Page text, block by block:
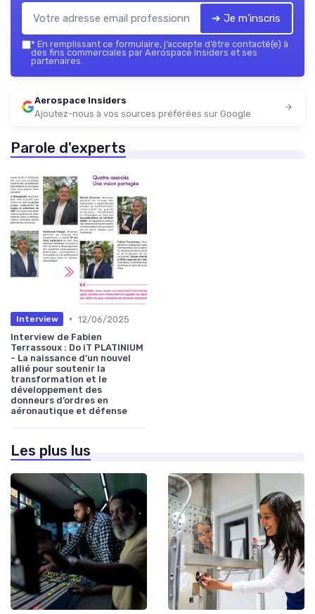
➔ Je m'inscris
* En remplissant ce formulaire, j’accepte d’être contacté(e) à
des fins commerciales par Aerospace Insiders et ses
partenaires.
Aerospace Insiders
Ajoutez-nous à vos sources préférées sur Google
Parole d'experts
Interview • 12/06/2025
Interview de Fabien
Terrassoux : Do iT PLATINIUM
- La naissance d’un nouvel
allié pour soutenir la
transformation et le
développement des
donneurs d’ordres en
aéronautique et défense
Les plus lus